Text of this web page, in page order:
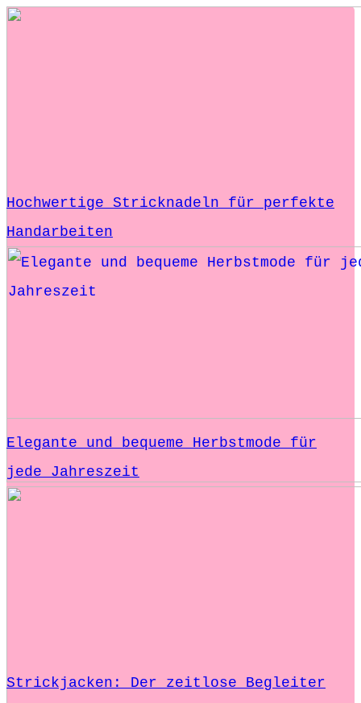
Hochwertige Stricknadeln für perfekte
Handarbeiten
Elegante und bequeme Herbstmode für
jede Jahreszeit
Strickjacken: Der zeitlose Begleiter